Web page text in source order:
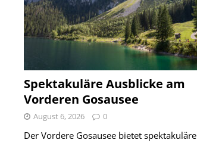
Spektakuläre Ausblicke am
Vorderen Gosausee
August 6, 2026 0
Der Vordere Gosausee bietet spektakuläre